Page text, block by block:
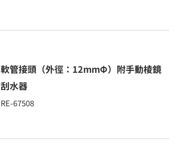
軟管接頭（外徑：12mmΦ）附手動棱鏡
刮水器
RE-67508